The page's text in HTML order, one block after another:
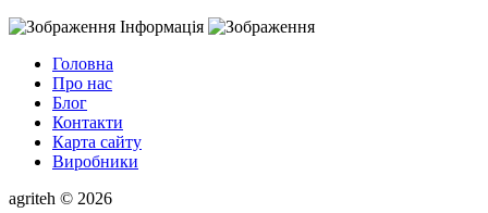
Інформація
Головна
Про нас
Блог
Контакти
Карта сайту
Виробники
agriteh © 2026